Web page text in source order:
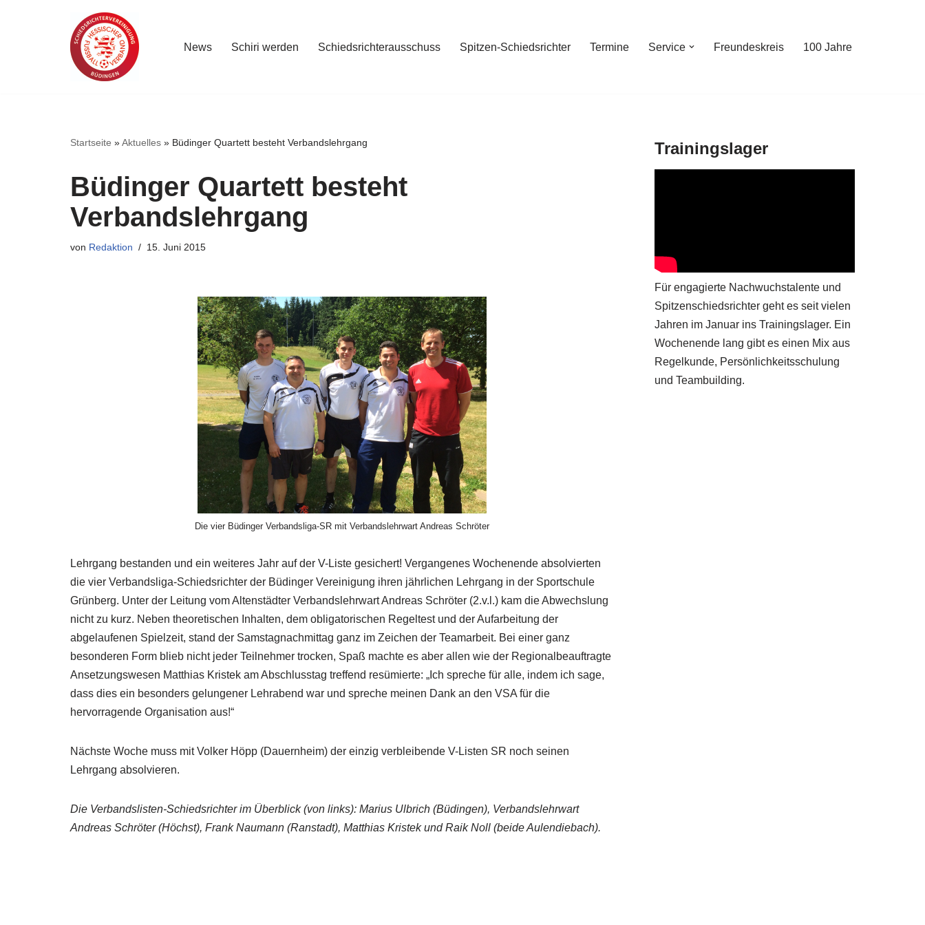
News Schiri werden Schiedsrichterausschuss Spitzen-Schiedsrichter Termine Service Freundeskreis 100 Jahre
Startseite »Aktuelles » Büdinger Quartett besteht Verbandslehrgang
Büdinger Quartett besteht
Verbandslehrgang
von Redaktion 15. Juni 2015
Die vier Büdinger Verbandsliga-SR mit Verbandslehrwart Andreas Schröter
Lehrgang bestanden und ein weiteres Jahr auf der V-Liste gesichert! Vergangenes Wochenende absolvierten
die vier Verbandsliga-Schiedsrichter der Büdinger Vereinigung ihren jährlichen Lehrgang in der Sportschule
Grünberg. Unter der Leitung vom Altenstädter Verbandslehrwart Andreas Schröter (2.v.l.) kam die Abwechslung
nicht zu kurz. Neben theoretischen Inhalten, dem obligatorischen Regeltest und der Aufarbeitung der
abgelaufenen Spielzeit, stand der Samstagnachmittag ganz im Zeichen der Teamarbeit. Bei einer ganz
besonderen Form blieb nicht jeder Teilnehmer trocken, Spaß machte es aber allen wie der Regionalbeauftragte
Ansetzungswesen Matthias Kristek am Abschlusstag treffend resümierte: „Ich spreche für alle, indem ich sage,
dass dies ein besonders gelungener Lehrabend war und spreche meinen Dank an den VSA für die
hervorragende Organisation aus!“
Nächste Woche muss mit Volker Höpp (Dauernheim) der einzig verbleibende V-Listen SR noch seinen
Lehrgang absolvieren.
Die Verbandslisten-Schiedsrichter im Überblick (von links): Marius Ulbrich (Büdingen), Verbandslehrwart
Andreas Schröter (Höchst), Frank Naumann (Ranstadt), Matthias Kristek und Raik Noll (beide Aulendiebach).
Trainingslager
Für engagierte Nachwuchstalente und
Spitzenschiedsrichter geht es seit vielen
Jahren im Januar ins Trainingslager. Ein
Wochenende lang gibt es einen Mix aus
Regelkunde, Persönlichkeitsschulung
und Teambuilding.